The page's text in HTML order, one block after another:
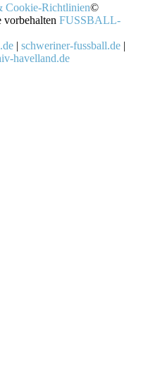
Cookie-Richtlinien©
FUSSBALL-
| schweriner-fussball.de |
havelland.de